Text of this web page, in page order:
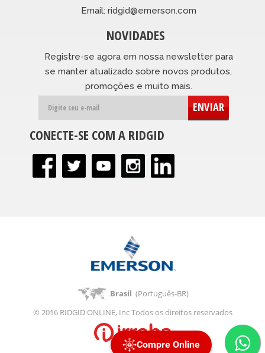
Email: ridgid@emerson.com
NOVIDADES
Registre-se agora em nossa newsletter para
se manter atualizado sobre novos produtos,
promoções e muito mais.
ENVIAR
CONECTE-SE COM A RIDGID
Brasil (Português-BR)
© 2016 RIDGID ONLINE, Inc Todos os direitos reservados
Compre Online